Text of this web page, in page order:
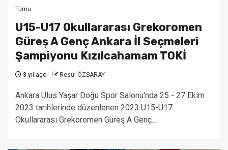
Tümü
U15-U17 Okullararası Grekoromen
Güreş A Genç Ankara İl Seçmeleri
Şampiyonu Kızılcahamam TOKİ
3 yıl ago Resul ÖZSARAY
Ankara Ulus Yaşar Doğu Spor Salonu'nda 25 - 27 Ekim
2023 tarihlerinde düzenlenen 2023 U15-U17
Okullararası Grekoromen Güreş A Genç...